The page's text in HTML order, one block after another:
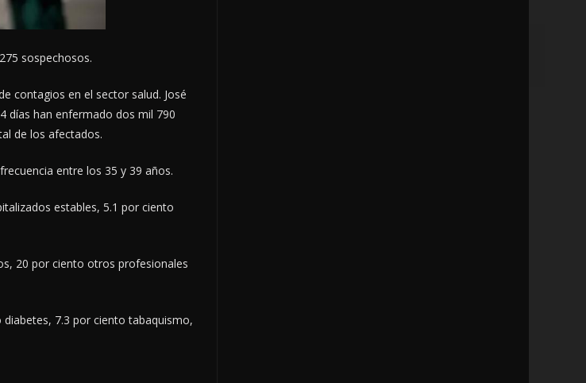
sospechosos.
contagios en el sector salud. José
días han enfermado dos mil 790
de los afectados.
entre los 35 y 39 años.
estables, 5.1 por ciento
20 por ciento otros profesionales
7.3 por ciento tabaquismo,